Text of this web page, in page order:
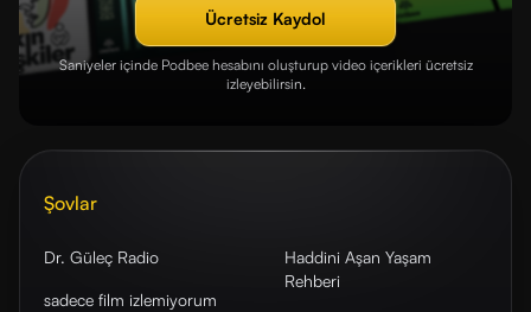
Ücretsiz Kaydol
Saniyeler içinde Podbee hesabını oluşturup video içerikleri ücretsiz
izleyebilirsin.
Şovlar
Dr. Güleç Radio
sadece film izlemiyorum
Haddini Aşan Yaşam
Rehberi